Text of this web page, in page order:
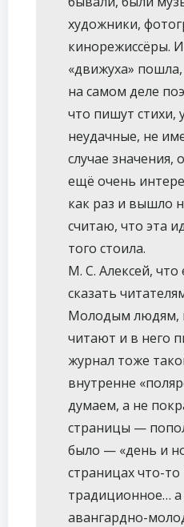
художники,
кинорежиссёры.
«движуха»
на самом деле
что пишут стихи,
неудачные, не
случае значения,
ещё очень
как раз и вышло
считаю, что эта
того стоила.
М. С. Алексей,
сказать
Молодым людям,
читают и в него
журнал тоже
внутренне
думаем, а не
страницы —
было — «день и
страницах что-то
традиционное…
авангардно-